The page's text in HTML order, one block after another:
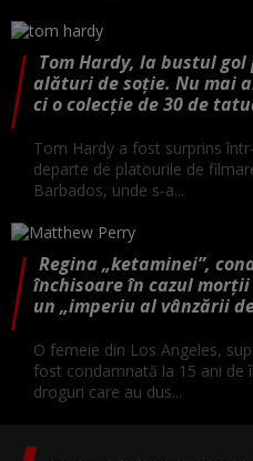
Tom Hardy, la bustul
alături de soție. Nu mai
ci o colecție de 30 de
Tom Hardy a fost surprins
departe de platourile de
Barbados, unde s-a...
Regina „ketaminei”,
închisoare în cazul
un „imperiu al vânzării
O femeie din Los Angeles,
fost condamnată la 15 ani de
droguri care au dus...